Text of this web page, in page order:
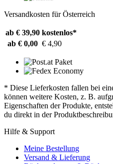
Versandkosten für Österreich
ab € 39,90 kostenlos*
ab € 0,00 € 4,90
* Diese Lieferkosten fallen bei
können weitere Kosten, z. B.
Eigenschaften der Produkte,
du direkt in der
Hilfe & Support
Meine Bestellung
Versand & Lieferung